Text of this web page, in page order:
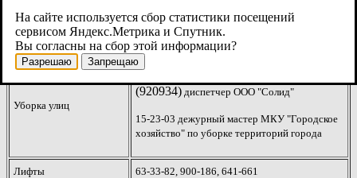
Аварийные работы с
газовым оборудованием
62-14-33, 04, 112
Уборка улиц
(920934) диспетчер ООО "Солид"
15-23-03 дежурный мастер МКУ "Городское
хозяйство" по уборке территорий города
Лифты 63-33-82, 900-186, 641-661
На сайте используется сбор статистики посещений
сервисом Яндекс.Метрика и Спутник.
Вы согласны на сбор этой информации?
Разрешаю Запрещаю